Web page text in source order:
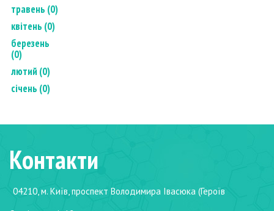
травень (0)
квітень (0)
березень
(0)
лютий (0)
січень (0)
Контакти
04210, м. Київ, проспект Володимира Івасюка (Героїв